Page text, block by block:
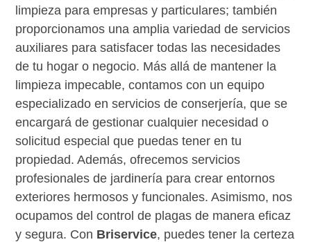
limpieza para empresas y particulares; también
proporcionamos una amplia variedad de servicios
auxiliares para satisfacer todas las necesidades
de tu hogar o negocio. Más allá de mantener la
limpieza impecable, contamos con un equipo
especializado en servicios de conserjería, que se
encargará de gestionar cualquier necesidad o
solicitud especial que puedas tener en tu
propiedad. Además, ofrecemos servicios
profesionales de jardinería para crear entornos
exteriores hermosos y funcionales. Asimismo, nos
ocupamos del control de plagas de manera eficaz
y segura. Con Briservice, puedes tener la certeza